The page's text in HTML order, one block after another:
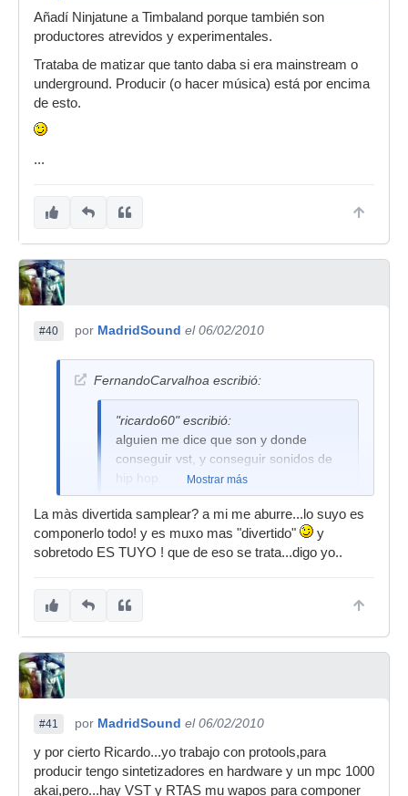
Añadí Ninjatune a Timbaland porque también son
productores atrevidos y experimentales.
Trataba de matizar que tanto daba si era mainstream o
underground. Producir (o hacer música) está por encima
de esto.
...
#40 por MadridSound el 06/02/2010
FernandoCarvalhoa escribió:
"ricardo60" escribió:
alguien me dice que son y donde
conseguir vst, y conseguir sonidos de
hip hop.
Samplea vinilos. O sea, cómprate un plato si no
tienes, ponte a rebuscar en las tiendas de
música negra americana: blues, jazz, soul,
funk...
Es la forma menos rápida pero sin duda la más
divertida para hacer bases de hip hop (o
instrumentales)
Mostrar más
La màs divertida samplear? a mi me aburre...lo suyo es
componerlo todo! y es muxo mas "divertido"
y
sobretodo ES TUYO ! que de eso se trata...digo yo..
#41 por MadridSound el 06/02/2010
y por cierto Ricardo...yo trabajo con protools,para
producir tengo sintetizadores en hardware y un mpc 1000
akai,pero...hay VST y RTAS mu wapos para componer